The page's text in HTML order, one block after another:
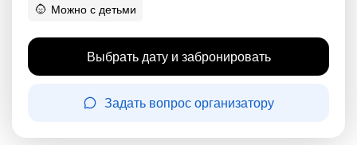
Можно с детьми
Выбрать дату и забронировать
Задать вопрос организатору